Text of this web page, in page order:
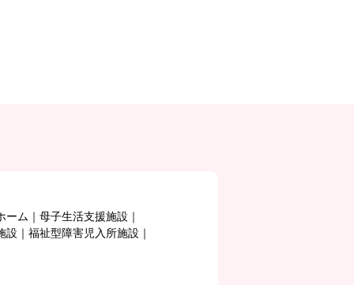
ーム
母子生活支援施設
設
福祉型障害児入所施設